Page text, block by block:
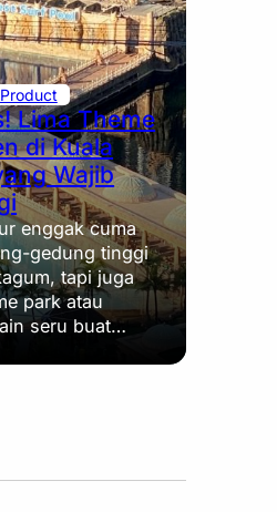
Product
Lima Theme
di Kuala
Wajib
enggak cuma
gedung tinggi
tapi juga
park atau
seru buat…